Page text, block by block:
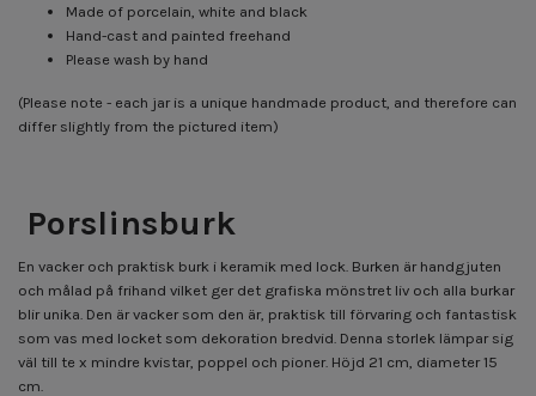
Made of porcelain, white and black
Hand-cast and painted freehand
Please wash by hand
(Please note - each jar is a unique handmade product, and therefore can
differ slightly from the pictured item)
Porslinsburk
En vacker och praktisk burk i keramik med lock. Burken är handgjuten
och målad på frihand vilket ger det grafiska mönstret liv och alla burkar
blir unika. Den är vacker som den är, praktisk till förvaring och fantastisk
som vas med locket som dekoration bredvid. Denna storlek lämpar sig
väl till te x mindre kvistar, poppel och pioner. Höjd 21 cm, diameter 15
cm.